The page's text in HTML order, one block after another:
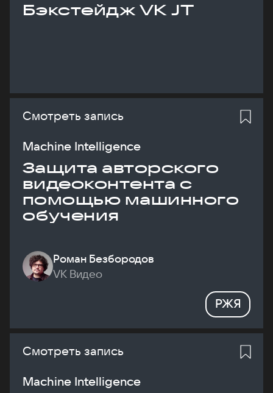
Бэкстейдж VK JT
Смотреть запись
Machine Intelligence
Защита авторского
видеоконтента с
помощью машинного
обучения
Роман Безбородов
VK Видео
РЖЯ
Смотреть запись
Machine Intelligence